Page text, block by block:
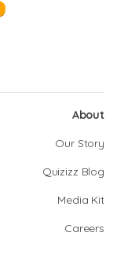
About
Our Story
Quizizz Blog
Media Kit
Careers